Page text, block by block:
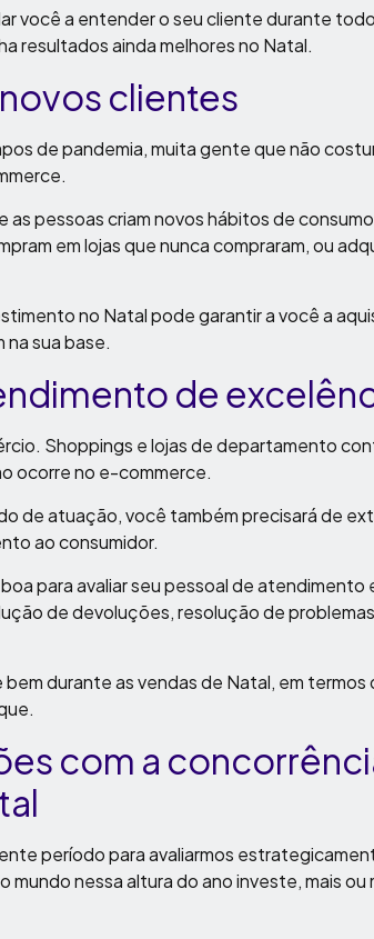
você a entender o seu cliente durante
resultados ainda melhores no Natal.
clientes
de pandemia, muita gente que não
as pessoas criam novos hábitos de
em lojas que nunca compraram, ou
no Natal pode garantir a você a
sua base.
de
Shoppings e lojas de departamento
ocorre no e-commerce.
de atuação, você também precisará de
ao consumidor.
para avaliar seu pessoal de atendimento
de devoluções, resolução de
durante as vendas de Natal, em
com a
período para avaliarmos
mundo nessa altura do ano investe, mais